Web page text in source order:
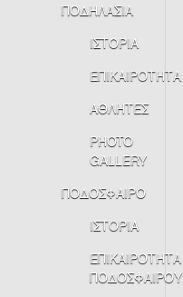
ΠΟΔΗΛΑΣΙΑ
ΙΣΤΟΡΙΑ
ΕΠΙΚΑΙΡΟΤΗΤΑ
ΑΘΛΗΤΕΣ
PHOTO
GALLERY
ΠΟΔΟΣΦΑΙΡΟ
ΙΣΤΟΡΙΑ
ΕΠΙΚΑΙΡΟΤΗΤΑ
ΠΟΔΟΣΦΑΙΡΟΥ